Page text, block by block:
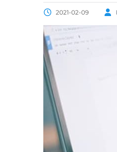
2021-02-09